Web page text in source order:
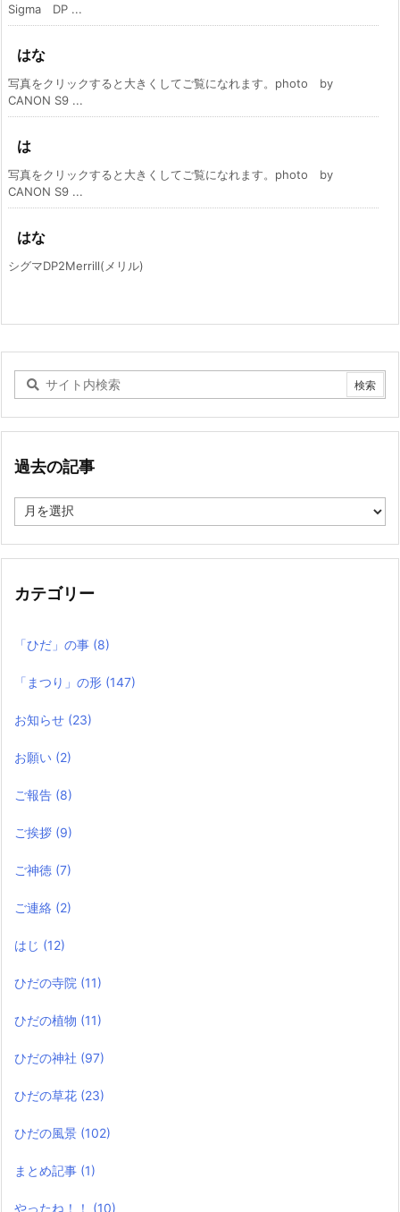
Sigma DP ...
はな
写真をクリックすると大きくしてご覧になれます。photo by
CANON S9 ...
は
写真をクリックすると大きくしてご覧になれます。photo by
CANON S9 ...
はな
シグマDP2Merrill(メリル)
過去の記事
去
記
カテゴリー
「ひだ」の事 (8)
「まつり」の形 (147)
お知らせ (23)
お願い (2)
ご報告 (8)
ご挨拶 (9)
ご神徳 (7)
ご連絡 (2)
はじ (12)
ひだの寺院 (11)
ひだの植物 (11)
ひだの神社 (97)
ひだの草花 (23)
ひだの風景 (102)
まとめ記事 (1)
やったね！！ (10)